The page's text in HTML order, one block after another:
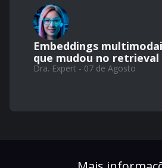
Embeddings
que mudou no retrieval
Dra. Expert - 07 de Agosto